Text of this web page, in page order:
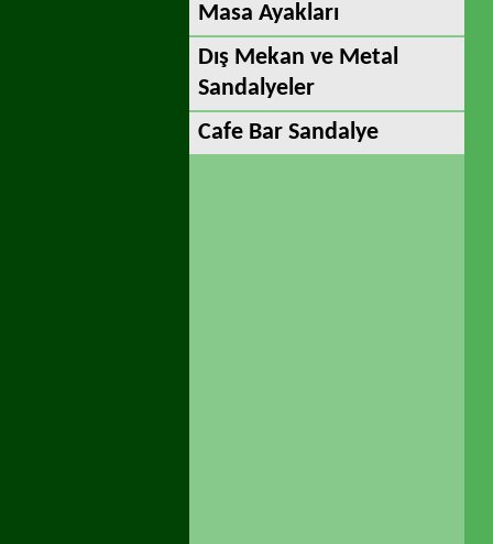
Masa Ayakları
Dış Mekan ve Metal
Sandalyeler
Cafe Bar Sandalye